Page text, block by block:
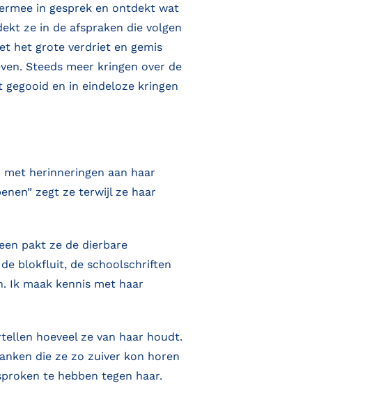
in gesprek en ontdekt wat
ze in de afspraken die volgen
het grote verdriet en gemis
Steeds meer kringen over de
en in eindeloze kringen
herinneringen aan haar
zegt ze terwijl ze haar
pakt ze de dierbare
blokfluit, de schoolschriften
Ik maak kennis met haar
hoeveel ze van haar houdt.
die ze zo zuiver kon horen
te hebben tegen haar.